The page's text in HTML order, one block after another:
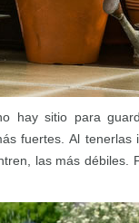
hay sitio para
fuertes. Al tenerlas
las más débiles.